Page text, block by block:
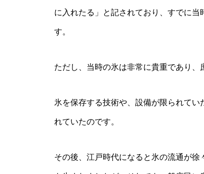
に入れたる」と記されており、すでに
す。
ただし、当時の氷は非常に貴重であり、
氷を保存する技術や、設備が限られて
れていたのです。
その後、江戸時代になると氷の流通が